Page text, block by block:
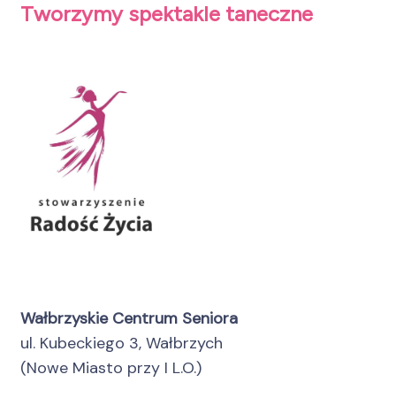
Tworzymy spektakle taneczne
Wałbrzyskie Centrum Seniora
ul. Kubeckiego 3, Wałbrzych
(Nowe Miasto przy I L.O.)